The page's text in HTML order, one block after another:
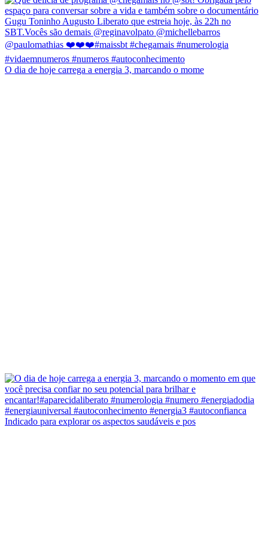
O dia de hoje carrega a energia 3, marcando o mome
Indicado para explorar os aspectos saudáveis e pos